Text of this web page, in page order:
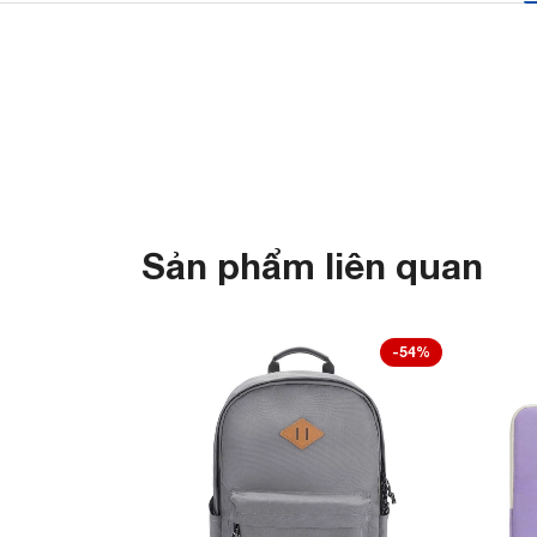
Sản phẩm liên quan
-54%